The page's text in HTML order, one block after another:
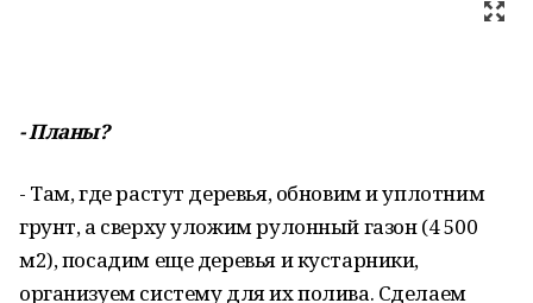
- Планы?
- Там, где растут деревья, обновим и уплотним
грунт, а сверху уложим рулонный газон (4 500
м2), посадим еще деревья и кустарники,
организуем систему для их полива. Сделаем